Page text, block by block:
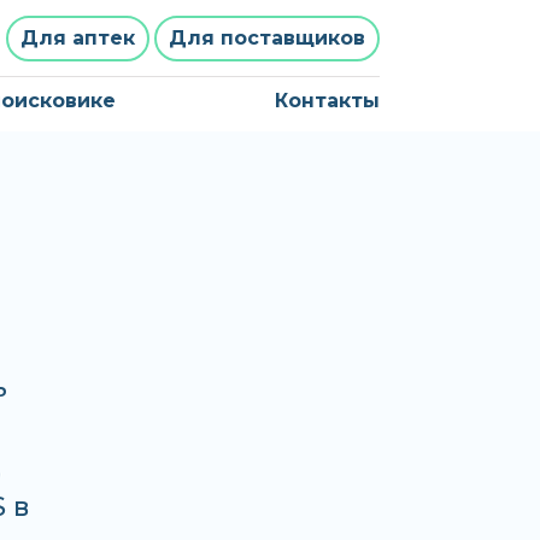
Для аптек Для поставщиков
Контакты
в